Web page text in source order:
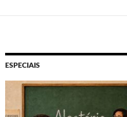
ESPECIAIS